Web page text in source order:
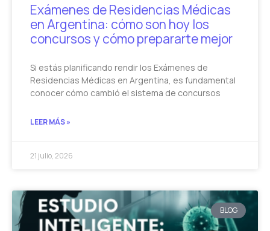
Exámenes de Residencias Médicas
en Argentina: cómo son hoy los
concursos y cómo prepararte mejor
Si estás planificando rendir los Exámenes de
Residencias Médicas en Argentina, es fundamental
conocer cómo cambió el sistema de concursos
LEER MÁS »
21 julio, 2026
BLOG